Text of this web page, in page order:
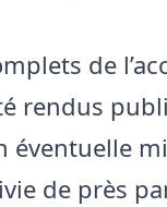
de
rendus
éventuelle
de près